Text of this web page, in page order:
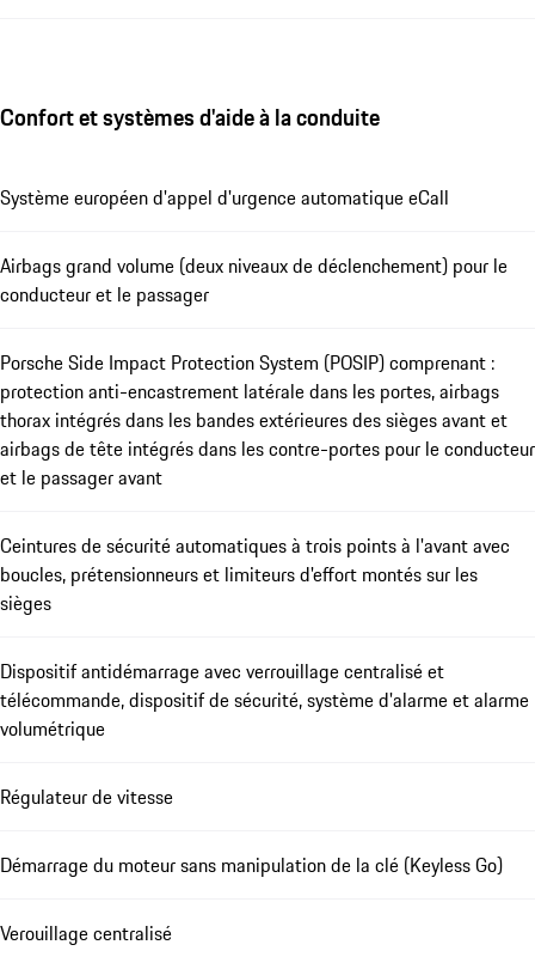
Confort et systèmes d'aide à la conduite
Système européen d'appel d'urgence automatique eCall
Airbags grand volume (deux niveaux de déclenchement) pour le
conducteur et le passager
Porsche Side Impact Protection System (POSIP) comprenant :
protection anti-encastrement latérale dans les portes, airbags
thorax intégrés dans les bandes extérieures des sièges avant et
airbags de tête intégrés dans les contre-portes pour le conducteur
et le passager avant
Ceintures de sécurité automatiques à trois points à l'avant avec
boucles, prétensionneurs et limiteurs d'effort montés sur les
sièges
Dispositif antidémarrage avec verrouillage centralisé et
télécommande, dispositif de sécurité, système d'alarme et alarme
volumétrique
Régulateur de vitesse
Démarrage du moteur sans manipulation de la clé (Keyless Go)
Verouillage centralisé